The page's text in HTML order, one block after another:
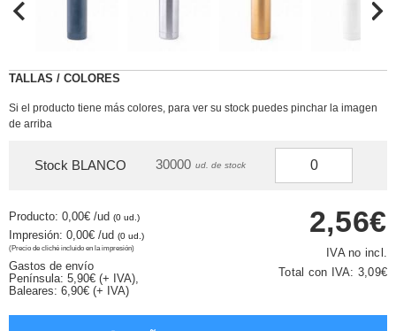
TALLAS / COLORES
Si el producto tiene más colores, para ver su stock puedes pinchar la imagen
de arriba
Stock BLANCO 30000 ud. de stock
Producto: 0,00€ /ud (0 ud.)
Impresión: 0,00€ /ud (0 ud.)
(Precio de cliché incluido en la impresión)
Gastos de envío
Península: 5,90€ (+ IVA),
Baleares: 6,90€ (+ IVA)
2,56€
IVA no incl.
Total con IVA: 3,09€